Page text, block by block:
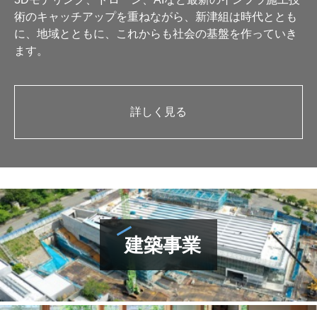
術のキャッチアップを重ねながら、新津組は時代ととも
に、地域とともに、これからも社会の基盤を作っていき
ます。
詳しく見る
建築事業